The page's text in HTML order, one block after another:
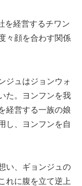
を経営するチワン
々顔を合わす関係
ジュはジョンウォ
た。ヨンフンを我
経営する一族の娘
し、ヨンフンを自
い、ギョンジュの
れに腹を立て逆上